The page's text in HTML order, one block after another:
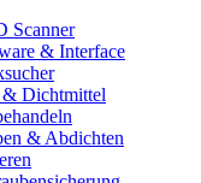
Scanner
& Interface
Dichtmittel
& Abdichten